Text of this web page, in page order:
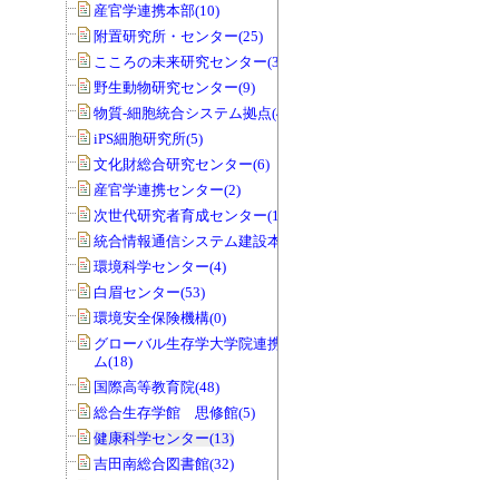
産官学連携本部(10)
附置研究所・センター(25)
こころの未来研究センター(33)
野生動物研究センター(9)
物質-細胞統合システム拠点(40)
iPS細胞研究所(5)
文化財総合研究センター(6)
産官学連携センター(2)
次世代研究者育成センター(1)
統合情報通信システム建設本部(1)
環境科学センター(4)
白眉センター(53)
環境安全保険機構(0)
グローバル生存学大学院連携プログラ
ム(18)
国際高等教育院(48)
総合生存学館 思修館(5)
健康科学センター(13)
吉田南総合図書館(32)